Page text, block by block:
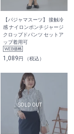
【パジャマスーツ】 接触冷
感 ナイロンポンチジャージ
クロップドパンツ セットア
ップ着用可
1,089円 （税込）